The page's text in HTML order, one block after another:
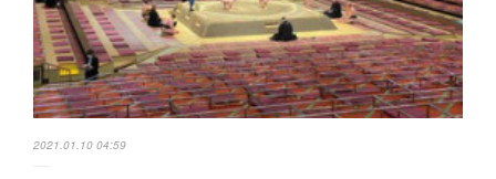
2021.01.10 04:59